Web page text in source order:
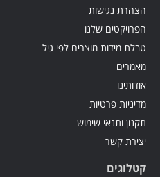
הצהרת נגישות
הפרויקטים שלנו
טבלת מידות מוצרים לפי גיל
מאמרים
אודותינו
מדיניות פרטיות
תקנון ותנאי שימוש
יצירת קשר
קטלוגים